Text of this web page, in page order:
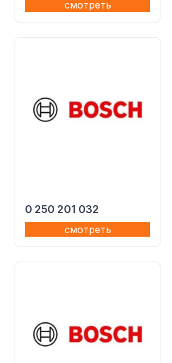
смотреть
0 250 201 032
смотреть